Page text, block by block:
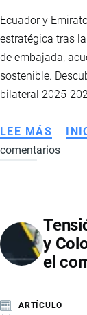
Ecuador y
estratégica tras
de embajada,
sostenible.
bilateral 2025-
LEE MÁS
comentarios
y
el
ARTÍCULO